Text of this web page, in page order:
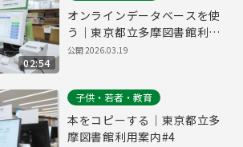
02:54
オンラインデータベースを使
う｜東京都立多摩図書館利用
案内#5
公開2026.03.19
子供・若者・教育
本をコピーする｜東京都立多
摩図書館利用案内#4